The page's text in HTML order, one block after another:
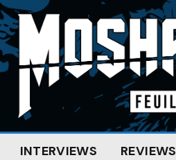
INTERVIEWS REVIEWS